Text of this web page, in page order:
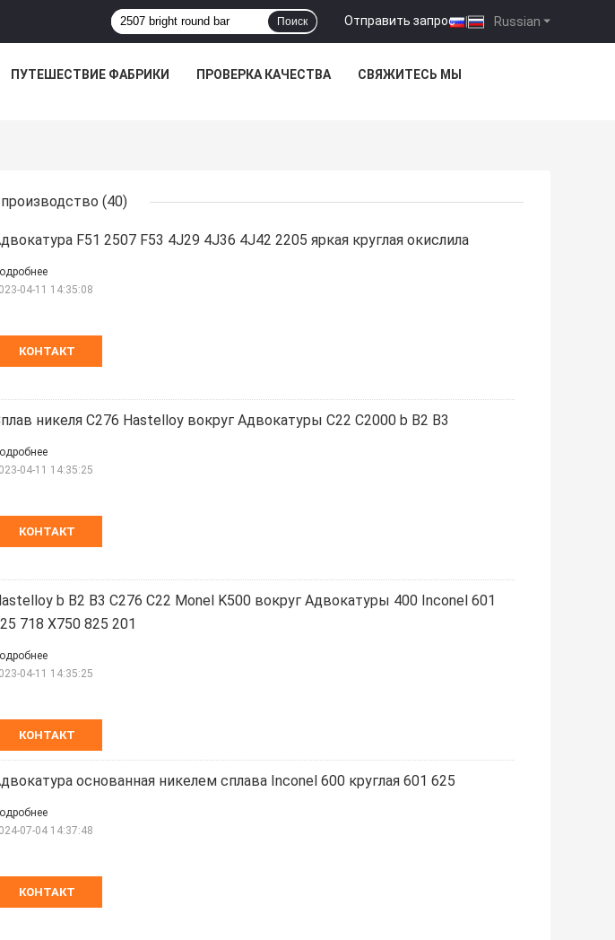
Russian
Отправить запрос |
Поиск
ПУТЕШЕСТВИЕ ФАБРИКИ ПРОВЕРКА КАЧЕСТВА СВЯЖИТЕСЬ МЫ
(40)
F51 2507 F53 4J29 4J36 4J42 2205 яркая круглая окислила
КОНТАКТ
04-11 14:35:08
никеля C276 Hastelloy вокруг Адвокатуры C22 C2000 b B2 B3
КОНТАКТ
04-11 14:35:25
b B2 B3 C276 C22 Monel K500 вокруг Адвокатуры 400 Inconel 601
718 X750 825 201
КОНТАКТ
04-11 14:35:25
основанная никелем сплава Inconel 600 круглая 601 625
КОНТАКТ
07-04 14:37:48